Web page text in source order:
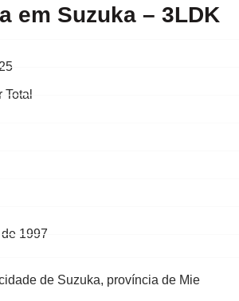
em Suzuka – 3LDK
Total
1997
de Suzuka, província de Mie